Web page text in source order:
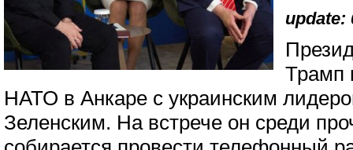
update:
Трамп
НАТО в Анкаре с украинским
Зеленским. На встрече он среди